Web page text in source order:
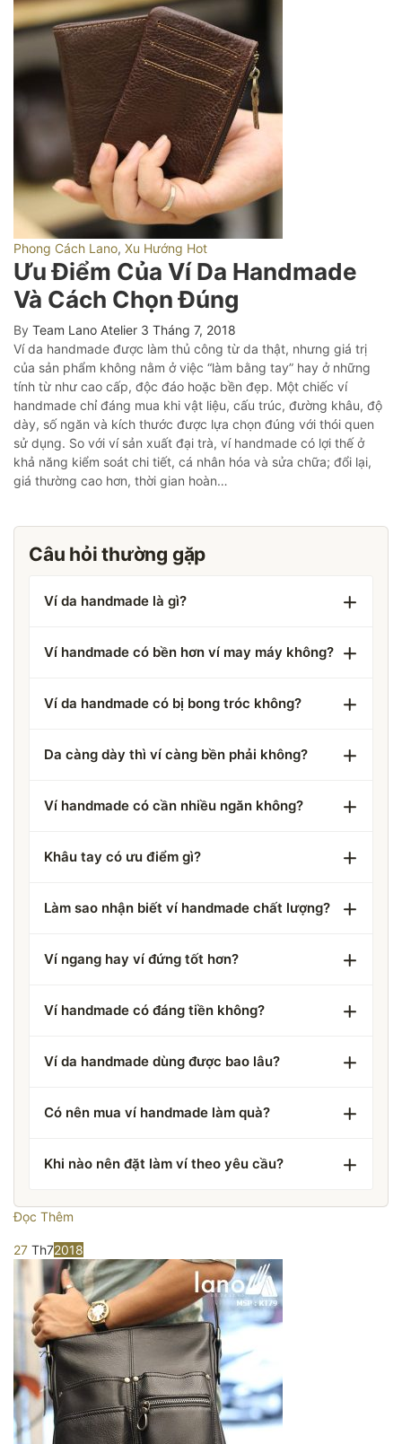
Phong Cách Lano, Xu Hướng Hot
Ưu Điểm Của Ví Da Handmade
Và Cách Chọn Đúng
By Team Lano Atelier 3 Tháng 7, 2018
Ví da handmade được làm thủ công từ da thật, nhưng giá trị
của sản phẩm không nằm ở việc “làm bằng tay” hay ở những
tính từ như cao cấp, độc đáo hoặc bền đẹp. Một chiếc ví
handmade chỉ đáng mua khi vật liệu, cấu trúc, đường khâu, độ
dày, số ngăn và kích thước được lựa chọn đúng với thói quen
sử dụng. So với ví sản xuất đại trà, ví handmade có lợi thế ở
khả năng kiểm soát chi tiết, cá nhân hóa và sửa chữa; đổi lại,
giá thường cao hơn, thời gian hoàn…
Câu hỏi thường gặp
Ví da handmade là gì?
Ví handmade có bền hơn ví may máy không?
Ví da handmade có bị bong tróc không?
Da càng dày thì ví càng bền phải không?
Ví handmade có cần nhiều ngăn không?
Khâu tay có ưu điểm gì?
Làm sao nhận biết ví handmade chất lượng?
Ví ngang hay ví đứng tốt hơn?
Ví handmade có đáng tiền không?
Ví da handmade dùng được bao lâu?
Có nên mua ví handmade làm quà?
Khi nào nên đặt làm ví theo yêu cầu?
Đọc Thêm
27 Th72018